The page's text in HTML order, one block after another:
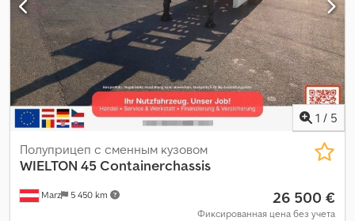
1 / 5
Marz 5 450 km
Полуприцеп с сменным кузовом
WIELTON 45 Containerchassis
26 500 €
Фиксированная цена без учета